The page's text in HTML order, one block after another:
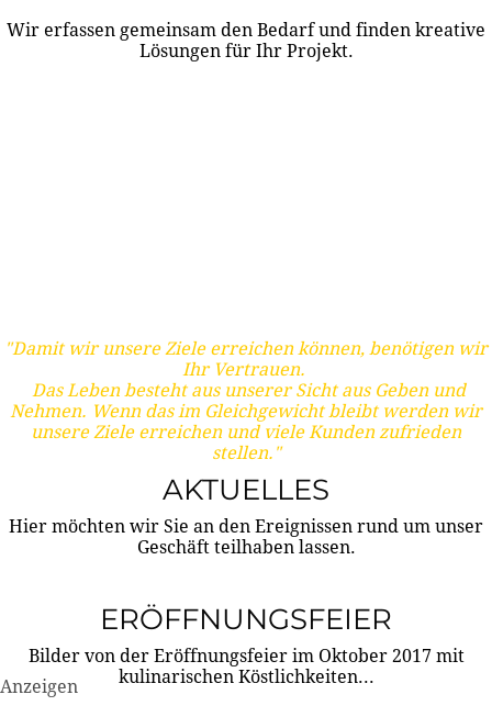
Wir erfassen gemeinsam den Bedarf und finden kreative
Lösungen für Ihr Projekt.
"Damit wir unsere Ziele erreichen können, benötigen wir
Ihr Vertrauen.
Das Leben besteht aus unserer Sicht aus Geben und
Nehmen. Wenn das im Gleichgewicht bleibt werden wir
unsere Ziele erreichen und viele Kunden zufrieden
stellen."
AKTUELLES
Hier möchten wir Sie an den Ereignissen rund um unser
Geschäft teilhaben lassen.
ERÖFFNUNGSFEIER
Bilder von der Eröffnungsfeier im Oktober 2017 mit
kulinarischen Köstlichkeiten...
Anzeigen